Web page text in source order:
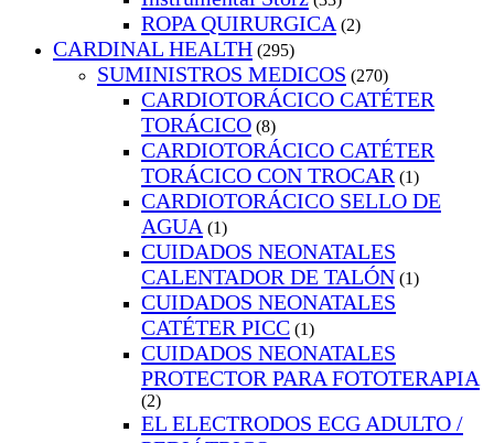
ROPA QUIRURGICA (2)
CARDINAL HEALTH (295)
SUMINISTROS MEDICOS (270)
CARDIOTORÁCICO CATÉTER
TORÁCICO (8)
CARDIOTORÁCICO CATÉTER
TORÁCICO CON TROCAR (1)
CARDIOTORÁCICO SELLO DE
AGUA (1)
CUIDADOS NEONATALES
CALENTADOR DE TALÓN (1)
CUIDADOS NEONATALES
CATÉTER PICC (1)
CUIDADOS NEONATALES
PROTECTOR PARA FOTOTERAPIA
(2)
EL ELECTRODOS ECG ADULTO /